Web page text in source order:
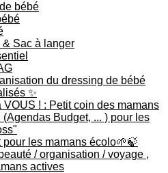
bébé
Sac à langer
du dressing de bébé
✨
VOUS ! : Petit coin des mamans
Budget, ... ) pour les
pour les mamans écolo🌱🍃
/ organisation / voyage ,
actives